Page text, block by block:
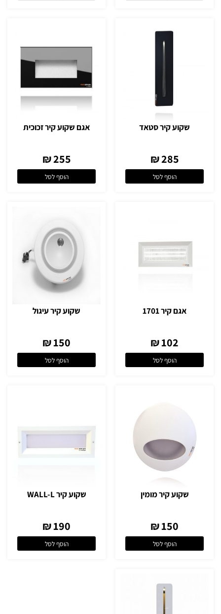
שקוע קיר סטאד
285 ₪
הוסף לסל
אגם שקוע קיר זכוכית
255 ₪
הוסף לסל
אגם קיר 1701
102 ₪
הוסף לסל
שקוע קיר עיגול
150 ₪
הוסף לסל
שקוע קיר מומין
150 ₪
הוסף לסל
שקוע קיר WALL-L
190 ₪
הוסף לסל